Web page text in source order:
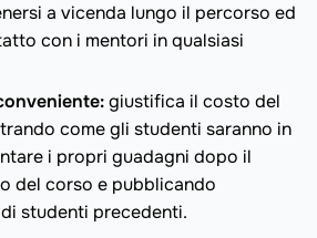
a vicenda lungo il percorso ed
con i mentori in qualsiasi
giustifica il costo del
come gli studenti saranno in
i propri guadagni dopo il
del corso e pubblicando
studenti precedenti.